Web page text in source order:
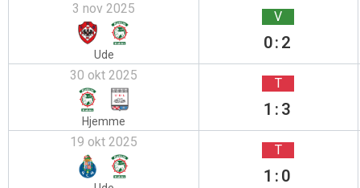
3 nov 2025
Ude
V
0:2
30 okt 2025
Hjemme
T
1:3
19 okt 2025 T
1:0